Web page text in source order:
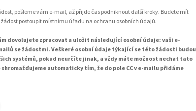
pošleme vám e-mail, až přijde čas podniknout další kroky. Budete mít
postoupit místnímu úřadu na ochranu osobních údajů.
dovolujete zpracovat a uložit následující osobní údaje: vaši e-
se žádostmi. Veškeré osobní údaje týkající se této žádosti budou
systémů, pokud neurčíte jinak, a vždy máte možnost nechat tato
automaticky tím, že do pole CC v e-mailu přidáme